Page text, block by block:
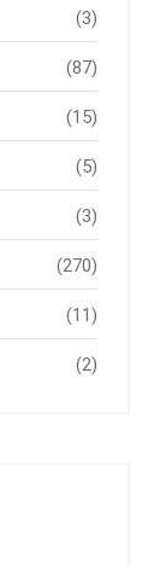
(3)
(87)
(15)
(5)
(3)
(270)
(11)
(2)